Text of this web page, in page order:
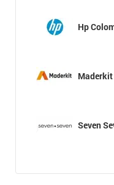
Hp
Maderkit
Seven